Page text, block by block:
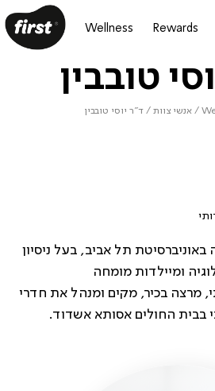
Rewards
Wellness
טובבין
/ אנשי צוות / ד"ר יוסי טובבין
תל אביב, בעל ניסיון
ומיילדות מומחה
מרצה בכיר, מקים ומנהל את חדרי
בבית החולים אסותא אשדוד.